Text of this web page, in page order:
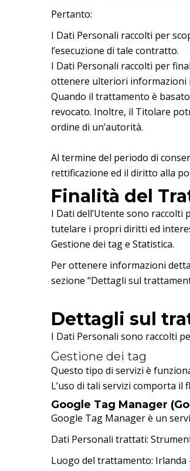
Pertanto:
I Dati Personali raccolti per
l’esecuzione di tale contratto.
I Dati Personali raccolti per
ottenere ulteriori informazioni
Quando il trattamento è
revocato. Inoltre, il Titolare
ordine di un’autorità.
Al termine del periodo di
rettificazione ed il diritto alla
Finalità del
I Dati dell’Utente sono
tutelare i propri diritti ed
Gestione dei tag e Statistica.
Per ottenere informazioni
sezione “Dettagli sul
Dettagli sul
I Dati Personali sono raccolti
Gestione dei tag
Questo tipo di servizi è
L’uso di tali servizi comporta il
Google Tag Manager
Google Tag Manager è un
Dati Personali trattati:
Luogo del trattamento: Irlanda